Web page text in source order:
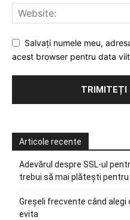
Salvați numele meu,
acest browser pentru data
Articole recente
Adevărul despre SSL-ul
trebui să mai plătești pentru
Greșeli frecvente când alegi
evita